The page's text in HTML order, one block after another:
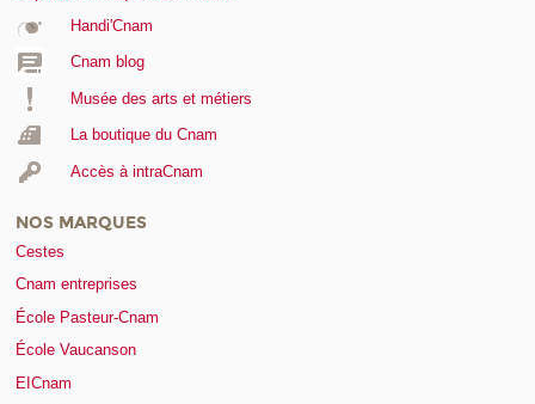
Handi'Cnam
Cnam blog
Musée des arts et métiers
La boutique du Cnam
Accès à intraCnam
NOS MARQUES
Cestes
Cnam entreprises
École Pasteur-Cnam
École Vaucanson
EICnam